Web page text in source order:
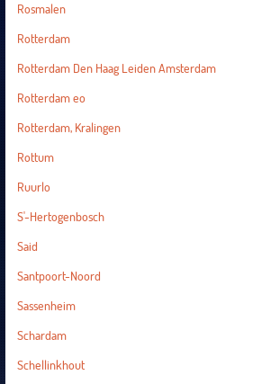
Rosmalen
Rotterdam
Rotterdam Den Haag Leiden Amsterdam
Rotterdam eo
Rotterdam, Kralingen
Rottum
Ruurlo
S'-Hertogenbosch
Said
Santpoort-Noord
Sassenheim
Schardam
Schellinkhout